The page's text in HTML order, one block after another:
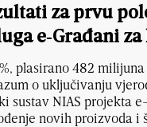
za prvu
e‑Građani
plasirano 482
o uključivanju
sustav NIAS projekta
novih proizvoda i